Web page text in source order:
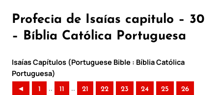
Profecia de Isaías capitulo – 30
– Bíblia Católica Portuguesa
Isaías Capítulos (Portuguese Bible : Bíblia Católica
Portuguesa)
◄ 1 .. 11 .. 21 22 23 24 25 26